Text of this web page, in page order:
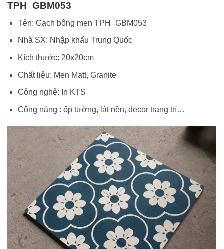
TPH_GBM053
Tên: Gạch bông men TPH_GBM053
Nhà SX: Nhập khẩu Trung Quốc
Kích thước: 20x20cm
Chất liệu: Men Matt, Granite
Công nghệ: In KTS
Công năng : ốp tường, lát nền, decor trang trí…